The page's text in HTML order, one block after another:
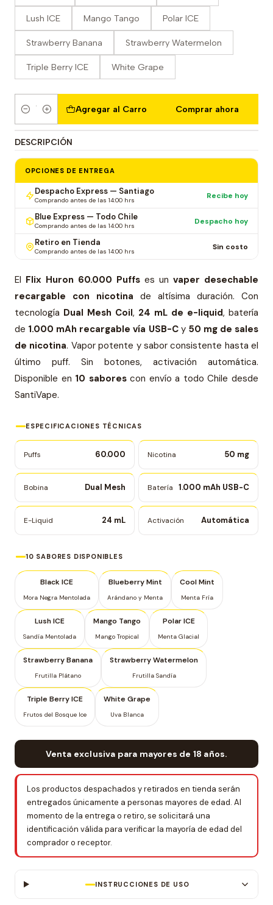
Lush ICE Mango Tango Polar ICE
Strawberry Banana Strawberry Watermelon
Triple Berry ICE White Grape
Cantidad
Agregar al Carro Comprar ahora
DESCRIPCIÓN
OPCIONES DE ENTREGA
Despacho Express — Santiago
Comprando antes de las 14:00 hrs Recibe hoy
Blue Express — Todo Chile
Comprando antes de las 14:00 hrs Despacho hoy
Retiro en Tienda
Comprando antes de las 14:00 hrs Sin costo
El Flix Huron 60.000 Puffs es un vaper desechable
recargable con nicotina de altísima duración. Con
tecnología Dual Mesh Coil, 24 mL de e-liquid, batería
de 1.000 mAh recargable vía USB-Cy 50 mg de sales
de nicotina. Vapor potente y sabor consistente hasta el
último puff. Sin botones, activación automática.
Disponible en 10 saborescon envío a todo Chile desde
SantiVape.
ESPECIFICACIONES TÉCNICAS
Puffs 60.000 Nicotina 50 mg
Bobina Dual Mesh Batería 1.000 mAh USB-C
E-Liquid 24 mL Activación Automática
10 SABORES DISPONIBLES
Black ICE
Mora Negra Mentolada
Blueberry Mint
Arándano y Menta
Cool Mint
Menta Fría
Lush ICE
Sandía Mentolada
Mango Tango
Mango Tropical
Polar ICE
Menta Glacial
Strawberry Banana
Frutilla Plátano
Strawberry Watermelon
Frutilla Sandía
Triple Berry ICE
Frutos del Bosque Ice
White Grape
Uva Blanca
Venta exclusiva para mayores de 18 años.
Los productos despachados y retirados en tienda serán
entregados únicamente a personas mayores de edad. Al
momento de la entrega o retiro, se solicitará una
identificación válida para verificar la mayoría de edad del
comprador o receptor.
INSTRUCCIONES DE USO